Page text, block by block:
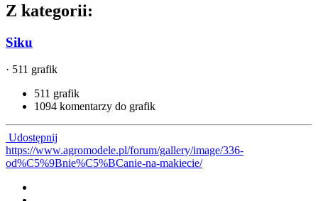
Z kategorii:
Siku
· 511 grafik
511 grafik
1094 komentarzy do grafik
Udostępnij
https://www.agromodele.pl/forum/gallery/image/336-
od%C5%9Bnie%C5%BCanie-na-makiecie/